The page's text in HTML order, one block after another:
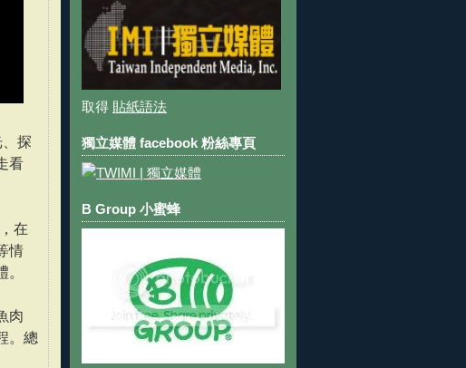
探
看
在
情
肉
。總
取得 貼紙語法
獨立媒體 facebook 粉絲專頁
B Group 小蜜蜂